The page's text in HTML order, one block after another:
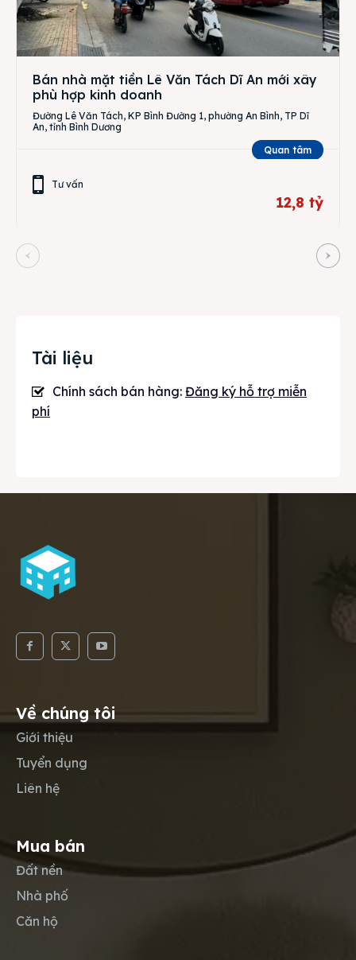
Bán nhà mặt tiền Lê Văn Tách Dĩ An mới xây
phù hợp kinh doanh
Đường Lê Văn Tách, KP Bình Đường 1, phường An Bình, TP Dĩ
An, tỉnh Bình Dương
Quan tâm
Tư vấn
12,8 tỷ
Tài liệu
Chính sách bán hàng: Đăng ký hỗ trợ miễn
phí
Về chúng tôi
Giới thiệu
Tuyển dụng
Liên hệ
Mua bán
Đất nền
Nhà phố
Căn hộ